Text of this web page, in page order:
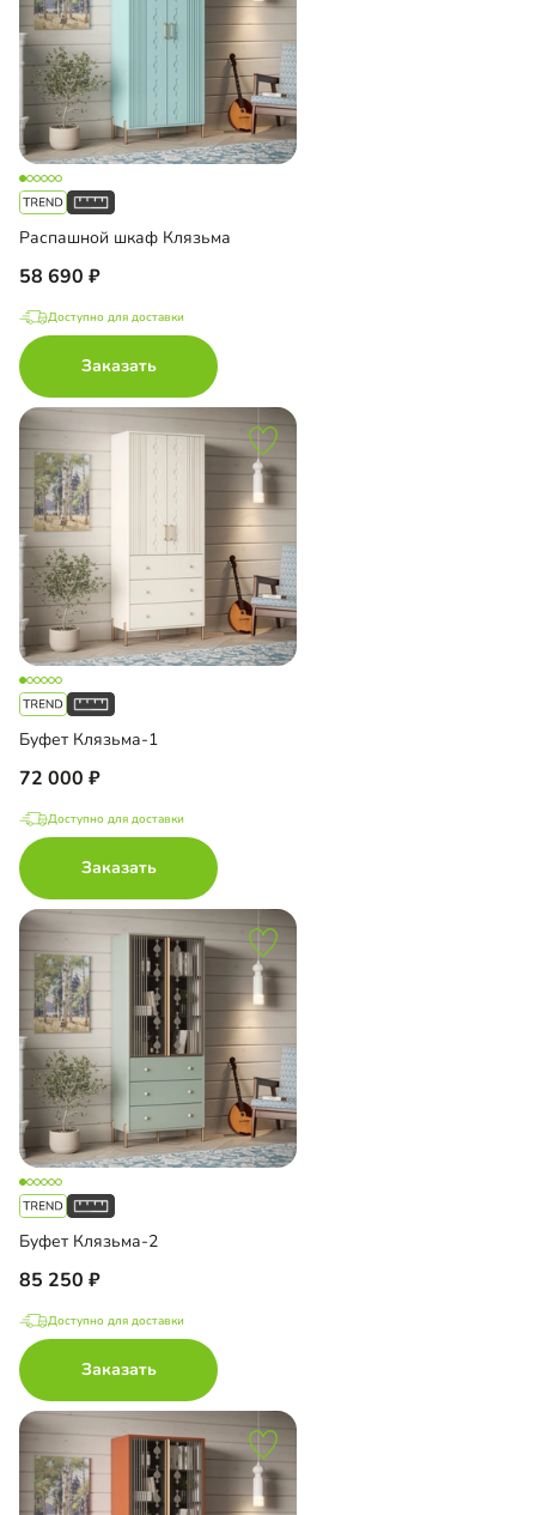
Распашной шкаф Клязьма
58 690
Доступно для доставки
Заказать
Буфет Клязьма-1
72 000
Доступно для доставки
Заказать
Буфет Клязьма-2
85 250
Доступно для доставки
Заказать